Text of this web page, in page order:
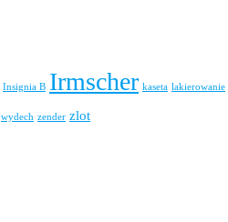
Insignia B Irmscher kaseta lakierowanie
wydech zender zlot